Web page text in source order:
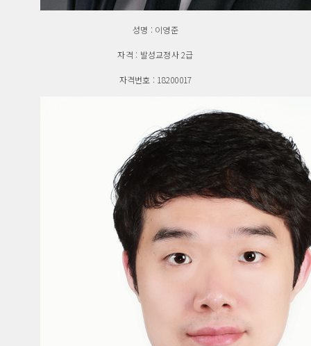
성명 : 이영준
자격 : 발성교정사 2급
자격번호 : 18200017